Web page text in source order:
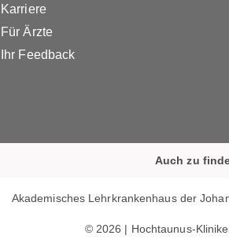
Karriere
Für Ärzte
Ihr Feedback
Auch zu
Akademisches Lehrkrankenhaus der
© 2026 | Hochtaunus-